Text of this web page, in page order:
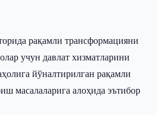
рақамли трансформацияни
учун давлат хизматларини
йўналтирилган рақамли
масалаларига алоҳида эътибор